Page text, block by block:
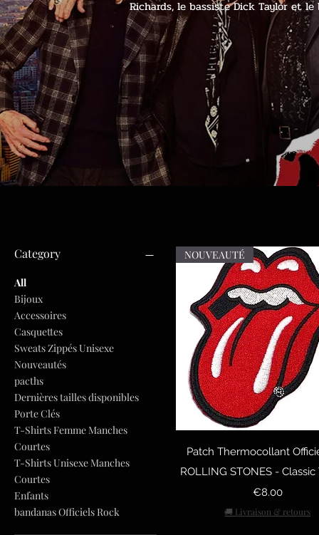
Richards, le bassiste Dick Taylor et
Category
All
Bijoux
Accessoires
Casquettes
Sweats Zippés Unisexe
Nouveautés
pacths
Dernières tailles disponibles
Porte Clés
T-Shirts Femme Manches
Courtes
T-Shirts Unisexe Manches
Courtes
Enfants
bandanas Officiels Rock
Quick View
NOUVEAUTÉ
Patch Thermocollant
ROLLING STONES -
Price
€8.00
🚚 Livraison & retours